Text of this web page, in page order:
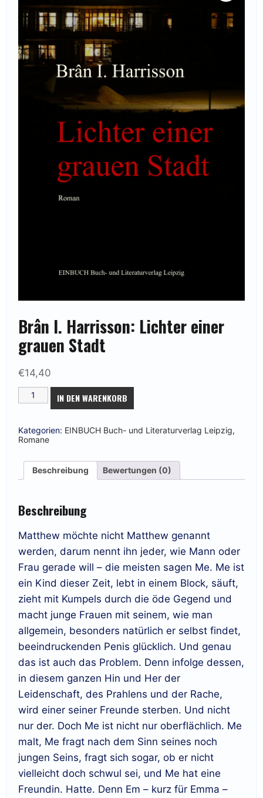
Brân I. Harrisson: Lichter einer
grauen Stadt
€14,40
Brân
Harrisson:
einer
grauen
IN DEN WARENKORB
Kategorien: EINBUCH Buch- und Literaturverlag Leipzig,
Romane
Beschreibung Bewertungen (0)
Beschreibung
Matthew möchte nicht Matthew genannt
werden, darum nennt ihn jeder, wie Mann oder
Frau gerade will – die meisten sagen Me. Me ist
ein Kind dieser Zeit, lebt in einem Block, säuft,
zieht mit Kumpels durch die öde Gegend und
macht junge Frauen mit seinem, wie man
allgemein, besonders natürlich er selbst findet,
beeindruckenden Penis glücklich. Und genau
das ist auch das Problem. Denn infolge dessen,
in diesem ganzen Hin und Her der
Leidenschaft, des Prahlens und der Rache,
wird einer seiner Freunde sterben. Und nicht
nur der. Doch Me ist nicht nur oberflächlich. Me
malt, Me fragt nach dem Sinn seines noch
jungen Seins, fragt sich sogar, ob er nicht
vielleicht doch schwul sei, und Me hat eine
Freundin. Hatte. Denn Em – kurz für Emma –